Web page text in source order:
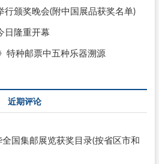
颁奖晚会(附中国展品获奖名单)
日隆重开幕
特种邮票中五种乐器溯源
近期评论
国集邮展览获奖目录(按省区市和